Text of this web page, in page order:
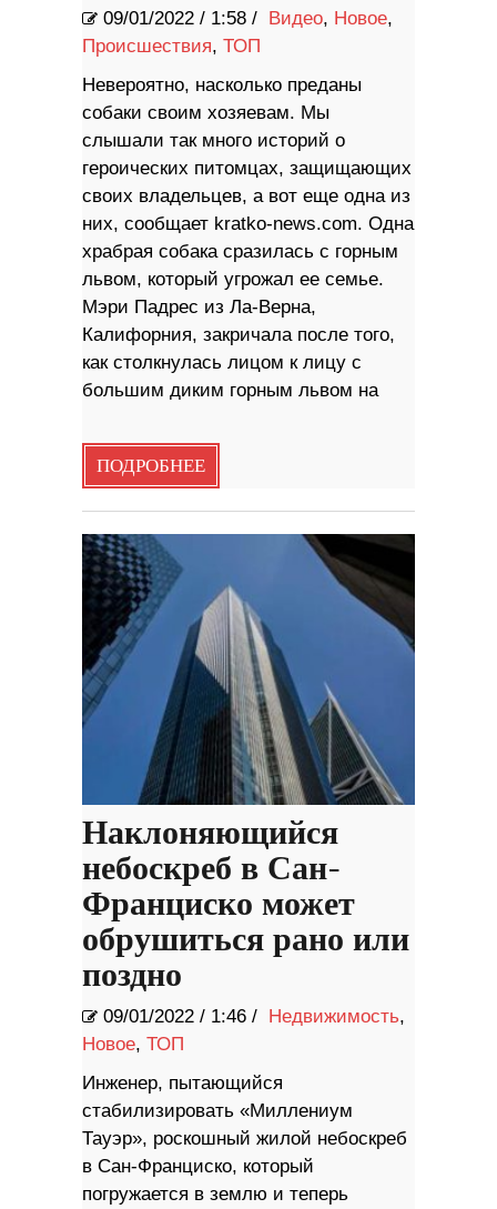
09/01/2022 / 1:58 / Видео, Новое,
Происшествия, ТОП
Невероятно, насколько преданы
собаки своим хозяевам. Мы
слышали так много историй о
героических питомцах, защищающих
своих владельцев, а вот еще одна из
них, сообщает kratko-news.com. Одна
храбрая собака сразилась с горным
львом, который угрожал ее семье.
Мэри Падрес из Ла-Верна,
Калифорния, закричала после того,
как столкнулась лицом к лицу с
большим диким горным львом на
ПОДРОБНЕЕ
Наклоняющийся
небоскреб в Сан-
Франциско может
обрушиться рано или
поздно
09/01/2022 / 1:46 / Недвижимость,
Новое, ТОП
Инженер, пытающийся
стабилизировать «Миллениум
Тауэр», роскошный жилой небоскреб
в Сан-Франциско, который
погружается в землю и теперь